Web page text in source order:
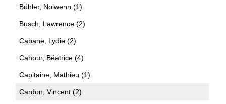
Bühler, Nolwenn (1)
Busch, Lawrence (2)
Cabane, Lydie (2)
Cahour, Béatrice (4)
Capitaine, Mathieu (1)
Cardon, Vincent (2)